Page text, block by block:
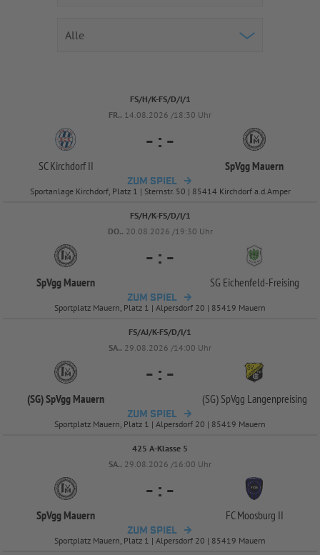
FS/H/K-FS/D/I/1
FR.. 14.08.2026 /18:30 Uhr
SC Kirchdorf II
- : -
SpVgg Mauern
ZUM SPIEL
Sportanlage Kirchdorf, Platz 1 | Sternstr. 50 | 85414 Kirchdorf a.d.Amper
FS/H/K-FS/D/I/1
DO.. 20.08.2026 /19:30 Uhr
SpVgg Mauern
- : -
SG Eichenfeld-Freising
ZUM SPIEL
Sportplatz Mauern, Platz 1 | Alpersdorf 20 | 85419 Mauern
FS/AJ/K-FS/D/I/1
SA.. 29.08.2026 /14:00 Uhr
(SG) SpVgg Mauern
- : -
(SG) SpVgg Langenpreising
ZUM SPIEL
Sportplatz Mauern, Platz 1 | Alpersdorf 20 | 85419 Mauern
425 A-Klasse 5
SA.. 29.08.2026 /16:00 Uhr
SpVgg Mauern
- : -
FC Moosburg II
ZUM SPIEL
Sportplatz Mauern, Platz 1 | Alpersdorf 20 | 85419 Mauern